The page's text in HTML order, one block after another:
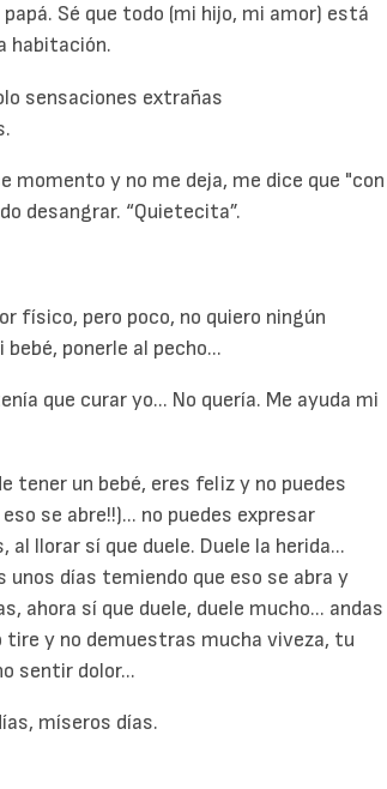
Sé que todo (mi hijo, mi amor) está
habitación.
sensaciones extrañas
momento y no me deja, me dice que "con
desangrar. “Quietecita”.
físico, pero poco, no quiero ningún
ponerle al pecho...
que curar yo... No quería. Me ayuda mi
tener un bebé, eres feliz y no puedes
se abre!!)... no puedes expresar
llorar sí que duele. Duele la herida...
unos días temiendo que eso se abra y
ahora sí que duele, duele mucho... andas
tire y no demuestras mucha viveza, tu
sentir dolor...
míseros días.